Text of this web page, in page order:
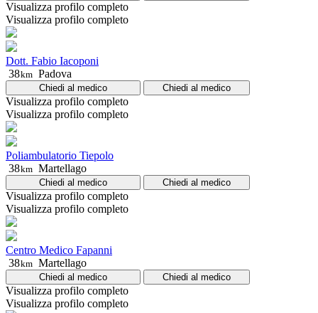
Visualizza profilo completo
Visualizza profilo completo
Dott. Fabio Iacoponi
38km Padova
Chiedi al medico Chiedi al medico
Visualizza profilo completo
Visualizza profilo completo
Poliambulatorio Tiepolo
38km Martellago
Chiedi al medico Chiedi al medico
Visualizza profilo completo
Visualizza profilo completo
Centro Medico Fapanni
38km Martellago
Chiedi al medico Chiedi al medico
Visualizza profilo completo
Visualizza profilo completo